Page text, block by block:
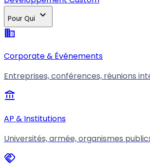
Pour Qui expand_more
business
Corporate & Événements
Entreprises, conférences, réunions
account_balance
AP & Institutions
Universités, armée, organismes
handshake